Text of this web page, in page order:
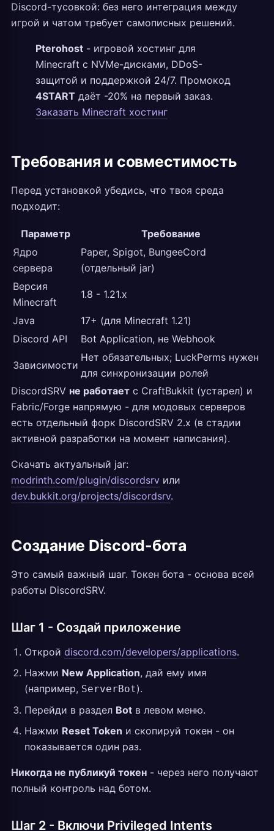
Discord-тусовкой: без него интеграция между
игрой и чатом требует самописных решений.
Pterohost - игровой хостинг для
Minecraft с NVMe-дисками, DDoS-
защитой и поддержкой 24/7. Промокод
4START даёт -20% на первый заказ.
Заказать Minecraft хостинг
Требования и совместимость
Перед установкой убедись, что твоя среда
подходит:
Параметр
Требование
Ядро
сервера
Paper, Spigot, BungeeCord
(отдельный jar)
Версия
Minecraft
1.8 - 1.21.x
Java
17+ (для Minecraft 1.21)
Discord API
Bot Application, не Webhook
Зависимости
Нет обязательных; LuckPerms нужен
для синхронизации ролей
DiscordSRV не работает с CraftBukkit (устарел) и
Fabric/Forge напрямую - для модовых серверов
есть отдельный форк DiscordSRV 2.x (в стадии
активной разработки на момент написания).
Скачать актуальный jar:
modrinth.com/plugin/discordsrv или
dev.bukkit.org/projects/discordsrv.
Создание Discord-бота
Это самый важный шаг. Токен бота - основа всей
работы DiscordSRV.
Шаг 1 - Создай приложение
Открой discord.com/developers/applications.
Нажми New Application, дай ему имя
(например, ServerBot).
Перейди в раздел Bot в левом меню.
Нажми Reset Token и скопируй токен - он
показывается один раз.
Никогда не публикуй токен - через него получают
полный контроль над ботом.
Шаг 2 - Включи Privileged Intents